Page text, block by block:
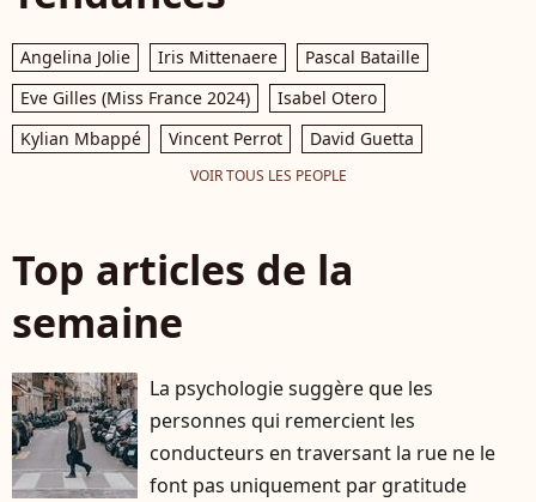
Angelina Jolie Iris Mittenaere
Pascal Bataille
Eve Gilles (Miss France 2024)
Isabel Otero
Kylian Mbappé
Vincent Perrot David Guetta
VOIR TOUS LES PEOPLE
Top articles de la
semaine
La psychologie suggère que les
personnes qui remercient les
conducteurs en traversant la rue ne le
font pas uniquement par gratitude